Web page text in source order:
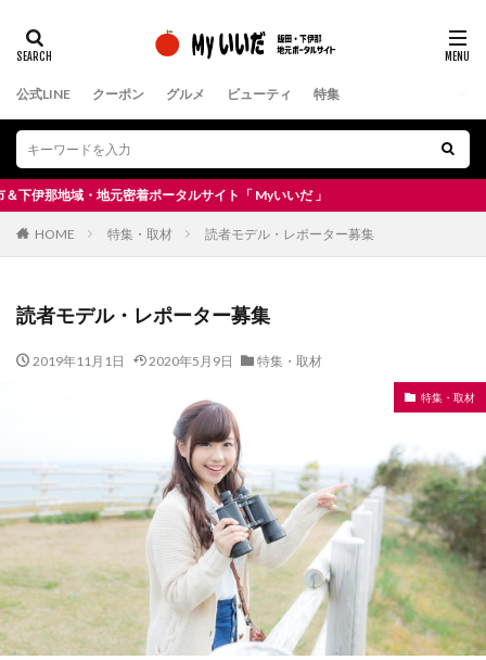
公式LINE クーポン グルメ ビューティ 特集
地域・地元密着ポータルサイト「 Myいいだ 」
HOME 特集・取材 読者モデル・レポーター募集
読者モデル・レポーター募集
2019年11月1日 2020年5月9日 特集・取材
特集・取材